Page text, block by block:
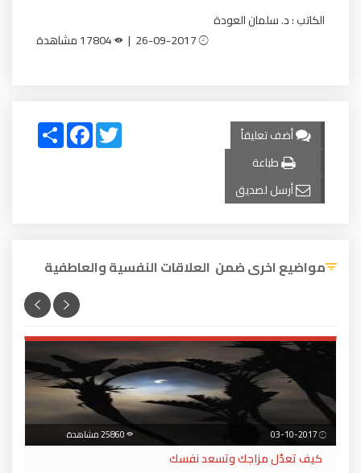
الكاتب : د. سلمان العودة
أضف تعليقاً
طباعة
أرسل لصديق
Share
FacebookTwitter
مواضيع اخرى ضمن العلاقات النفسية والعاطفية
كيف تعدّل مزاجك وتسعد نفسك